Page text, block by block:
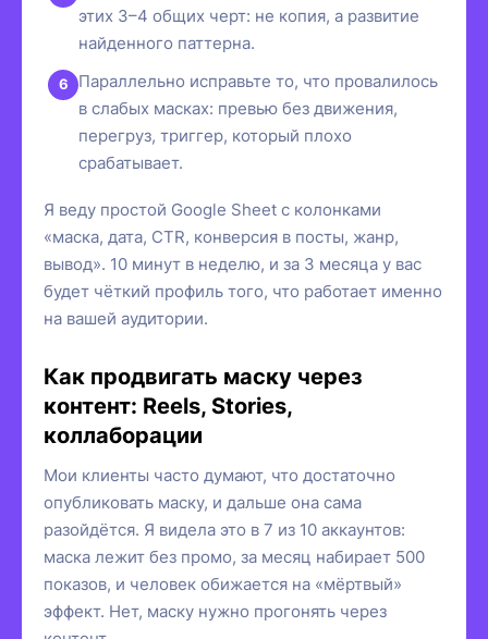
этих 3–4 общих черт: не копия, а развитие
найденного паттерна.
Параллельно исправьте то, что провалилось
в слабых масках: превью без движения,
перегруз, триггер, который плохо
срабатывает.
Я веду простой Google Sheet с колонками
«маска, дата, CTR, конверсия в посты, жанр,
вывод». 10 минут в неделю, и за 3 месяца у вас
будет чёткий профиль того, что работает именно
на вашей аудитории.
Как продвигать маску через
контент: Reels, Stories,
коллаборации
Мои клиенты часто думают, что достаточно
опубликовать маску, и дальше она сама
разойдётся. Я видела это в 7 из 10 аккаунтов:
маска лежит без промо, за месяц набирает 500
показов, и человек обижается на «мёртвый»
эффект. Нет, маску нужно прогонять через